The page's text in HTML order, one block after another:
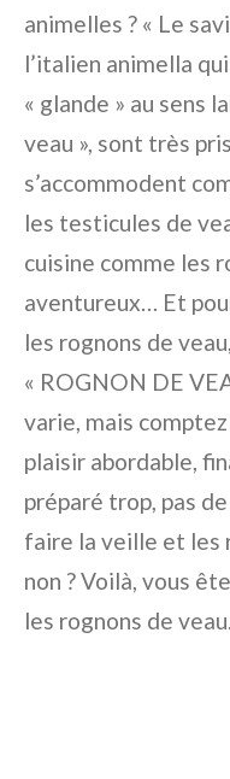
animelles ? « Le
l’italien animella
« glande » au sens
veau », sont très
s’accommodent
les testicules de
cuisine comme les
aventureux… Et
les rognons de
« ROGNON DE
varie, mais
plaisir abordable,
préparé trop, pas
faire la veille et les
non ? Voilà, vous
les rognons de